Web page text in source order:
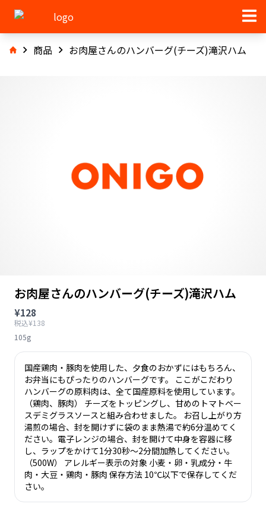
商品 お肉屋さんのハンバーグ(チーズ)滝沢ハム
お肉屋さんのハンバーグ(チーズ)滝沢ハム
¥128
税込¥138
105g
国産鶏肉・豚肉を使用した、夕食のおかずにはもちろん、
お弁当にもぴったりのハンバーグです。 ここがこだわり
ハンバーグの原料肉は、全て国産原料を使用しています。
（鶏肉、豚肉） チーズをトッピングし、甘めのトマトベー
スデミグラスソースと組み合わせました。 お召し上がり方
湯煎の場合、封を開けずに袋のまま熱湯で約6分温めてく
ださい。電子レンジの場合、封を開けて中身を容器に移
し、ラップをかけて1分30秒～2分間加熱してください。
（500W） アレルギー表示の対象 小麦・卵・乳成分・牛
肉・大豆・鶏肉・豚肉 保存方法 10℃以下で保存してくだ
さい。